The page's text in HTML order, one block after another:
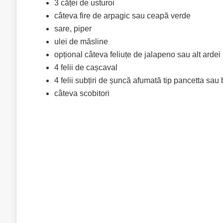
3 căței de usturoi
câteva fire de arpagic sau ceapă verde
sare, piper
ulei de măsline
opțional câteva feliuțe de jalapeno sau alt ardei
4 felii de cașcaval
4 felii subțiri de șuncă afumată tip pancetta sau
câteva scobitori